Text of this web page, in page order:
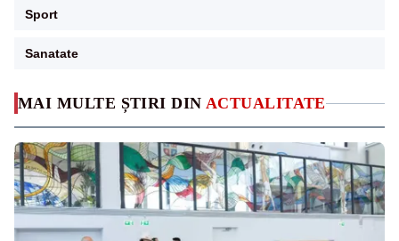
MAI MULTE ȘTIRI DIN ACTUALITATE
Sport
Sanatate